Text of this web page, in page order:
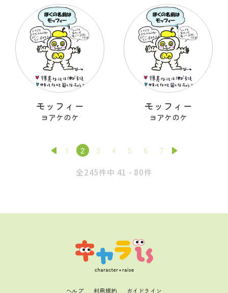
モッフィー
ヨアケのケ
モッフィー
ヨアケのケ
1 2 3 4 5 6 7
全245件中 41 - 80件
ヘルプ 利用規約 ガイドライン